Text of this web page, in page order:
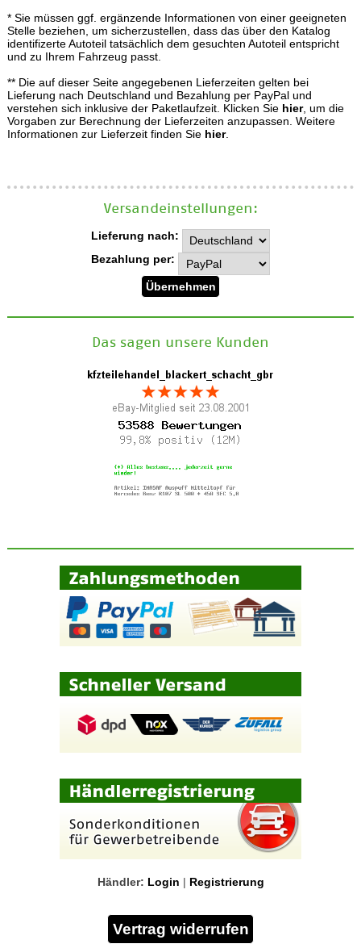
* Sie müssen ggf. ergänzende Informationen von einer geeigneten
Stelle beziehen, um sicherzustellen, dass das über den Katalog
identifizerte Autoteil tatsächlich dem gesuchten Autoteil entspricht
und zu Ihrem Fahrzeug passt.
** Die auf dieser Seite angegebenen Lieferzeiten gelten bei
Lieferung nach Deutschland und Bezahlung per PayPal und
verstehen sich inklusive der Paketlaufzeit. Klicken Sie hier, um die
Vorgaben zur Berechnung der Lieferzeiten anzupassen. Weitere
Informationen zur Lieferzeit finden Sie hier.
Versand­einstellungen:
Lieferung nach:
Bezahlung per:
Das sagen unsere Kunden
Händler: Login | Registrierung